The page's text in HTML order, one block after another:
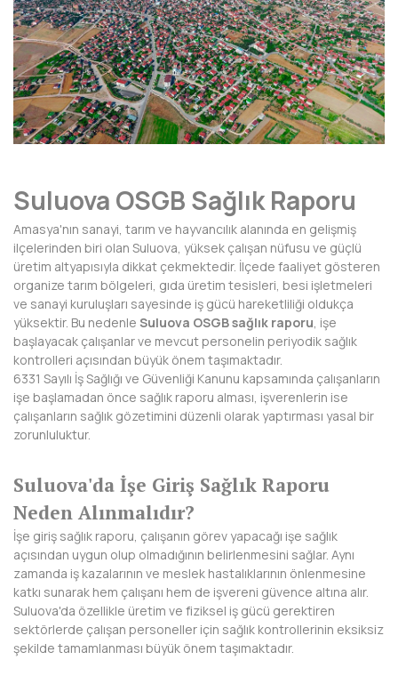
ADIYAMAN
AFYONKARAHİSAR
AĞRI
AKSARAY
ANTALYA
ARDAHAN
ARTVİN
AYDIN
BALIKESİR
BARTIN
BATMAN
BİLECİK
BİNGÖL
BİTLİS
BOLU
BURDUR
Suluova OSGB Sağlık Raporu
Amasya'nın sanayi, tarım ve hayvancılık alanında en gelişmiş
ilçelerinden biri olan Suluova, yüksek çalışan nüfusu ve güçlü
üretim altyapısıyla dikkat çekmektedir. İlçede faaliyet gösteren
organize tarım bölgeleri, gıda üretim tesisleri, besi işletmeleri
ve sanayi kuruluşları sayesinde iş gücü hareketliliği oldukça
yüksektir. Bu nedenle Suluova OSGB sağlık raporu , işe
başlayacak çalışanlar ve mevcut personelin periyodik sağlık
kontrolleri açısından büyük önem taşımaktadır.
6331 Sayılı İş Sağlığı ve Güvenliği Kanunu kapsamında çalışanların
işe başlamadan önce sağlık raporu alması, işverenlerin ise
çalışanların sağlık gözetimini düzenli olarak yaptırması yasal bir
zorunluluktur.
Suluova'da İşe Giriş Sağlık Raporu
Neden Alınmalıdır?
İşe giriş sağlık raporu, çalışanın görev yapacağı işe sağlık
açısından uygun olup olmadığının belirlenmesini sağlar. Aynı
zamanda iş kazalarının ve meslek hastalıklarının önlenmesine
katkı sunarak hem çalışanı hem de işvereni güvence altına alır.
Suluova'da özellikle üretim ve fiziksel iş gücü gerektiren
sektörlerde çalışan personeller için sağlık kontrollerinin eksiksiz
şekilde tamamlanması büyük önem taşımaktadır.